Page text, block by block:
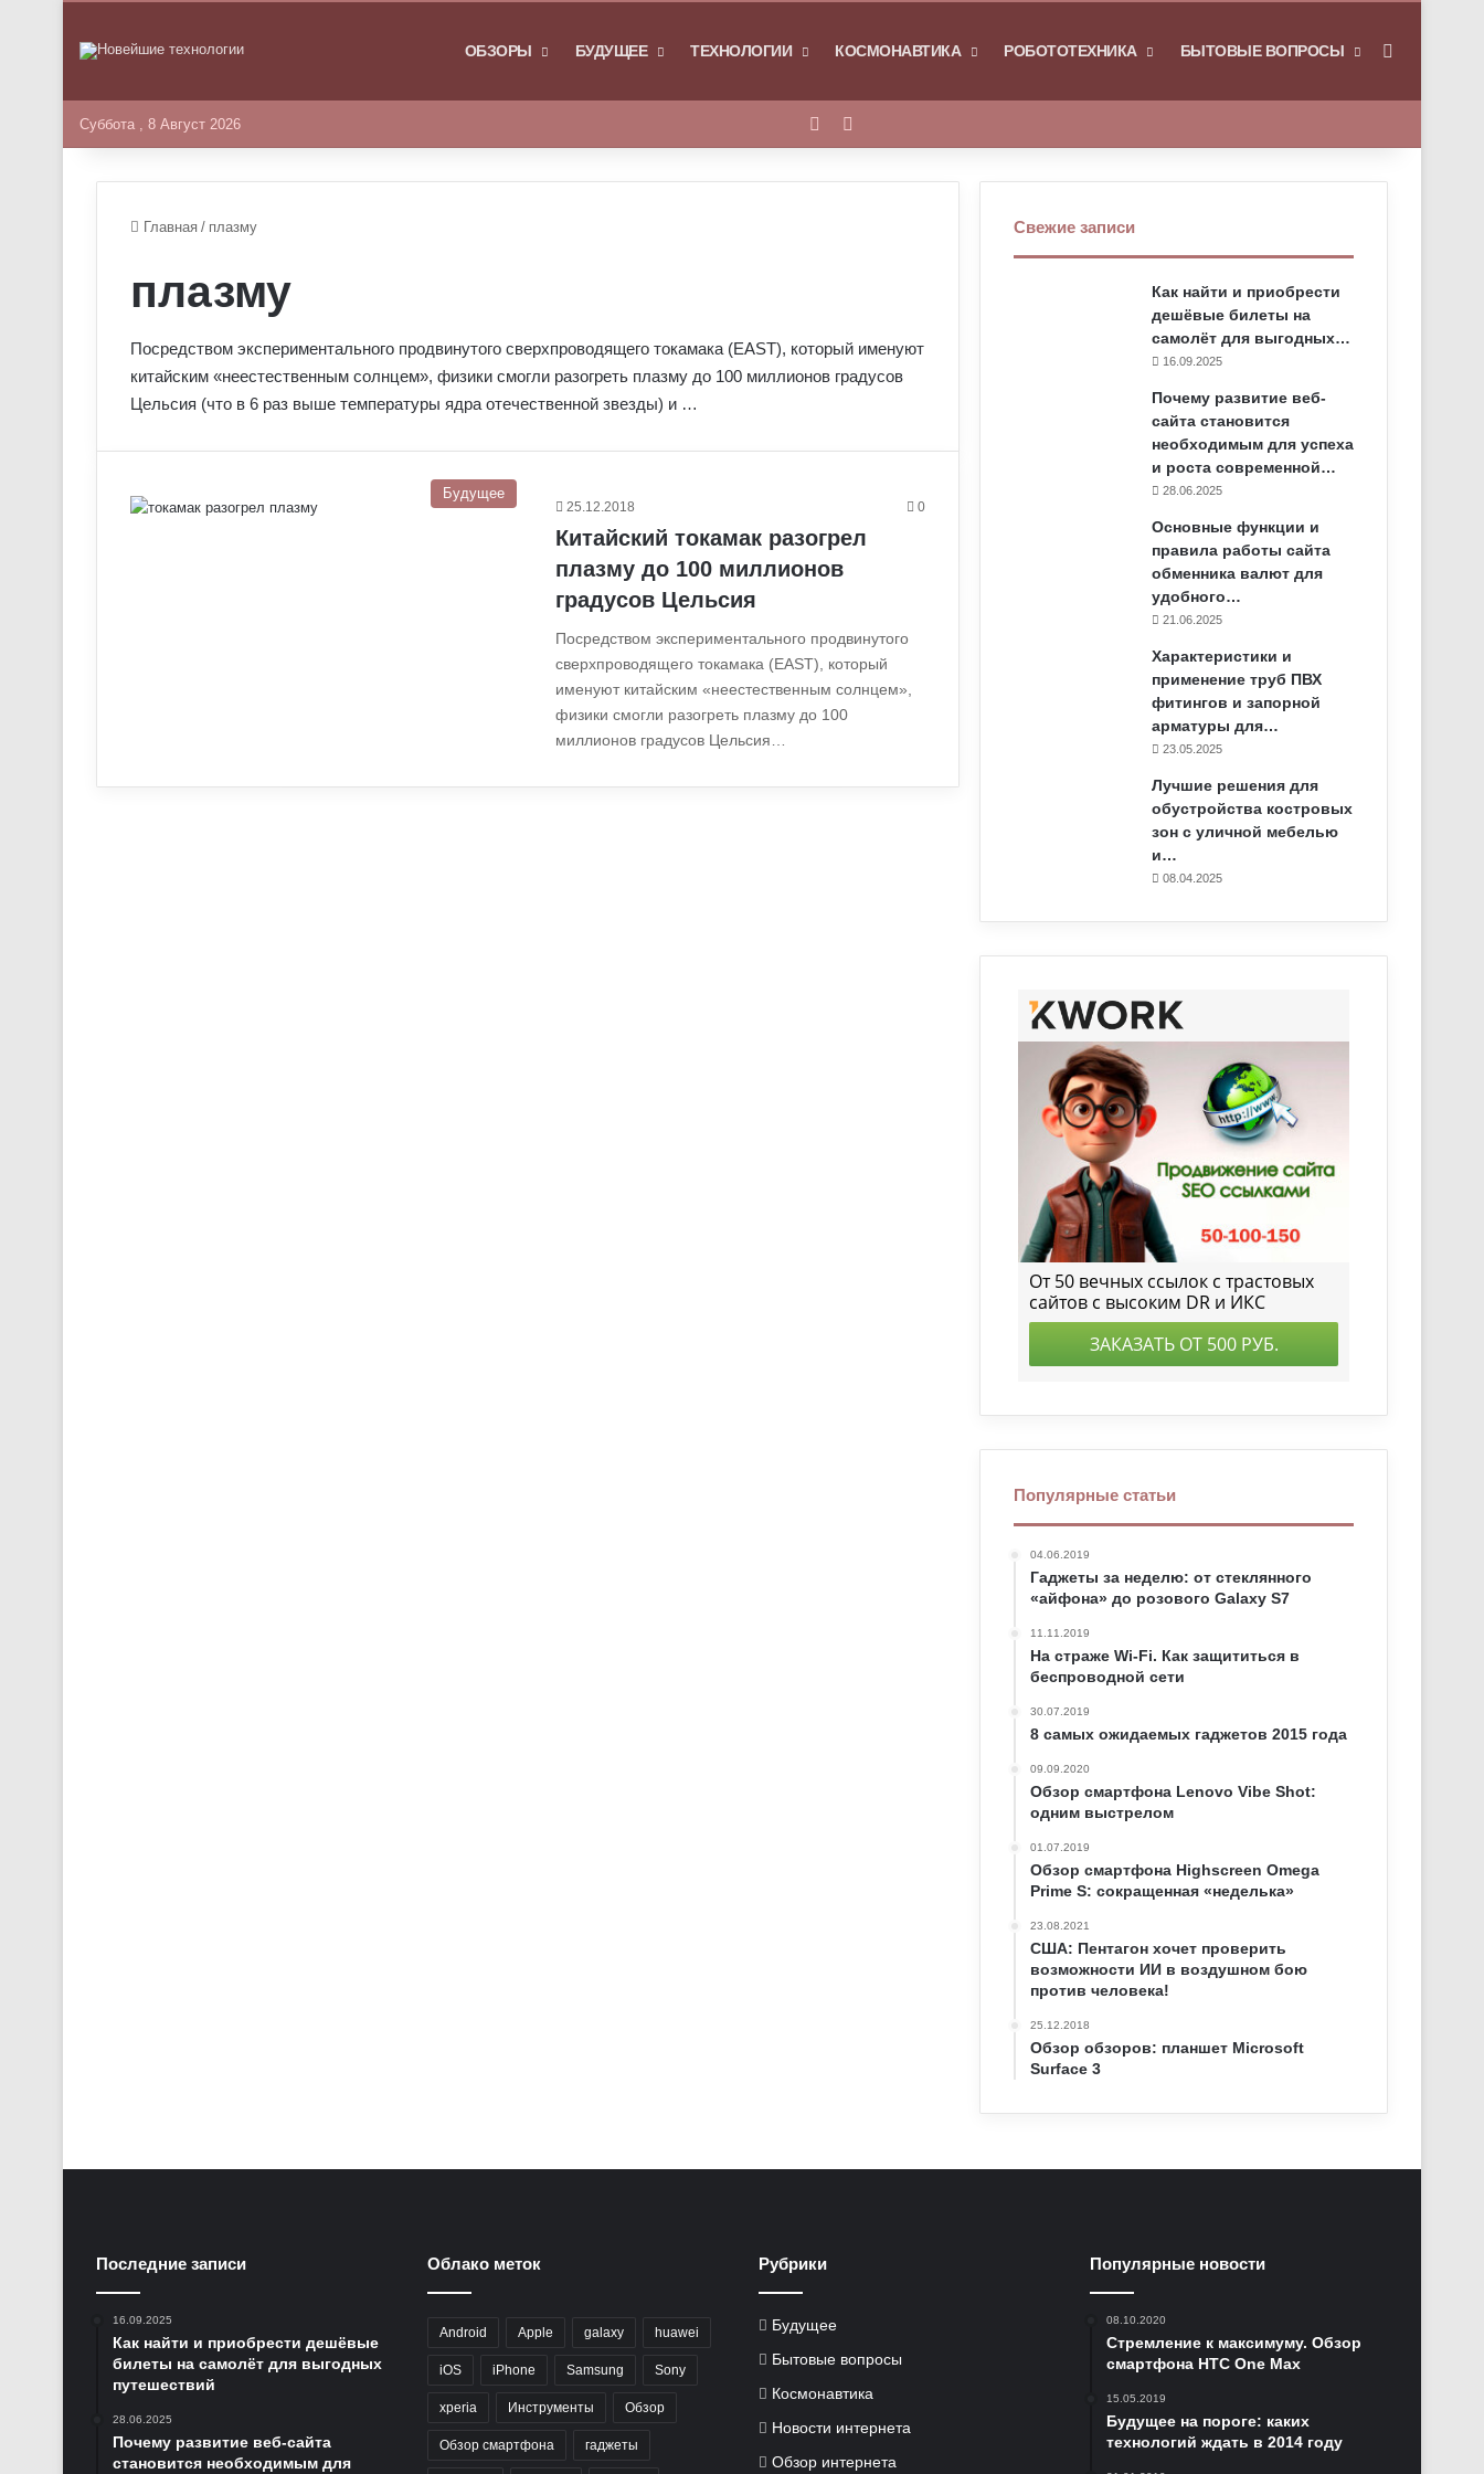
ГЛАВНАЯОБЗОРЫ БУДУЩЕЕ ТЕХНОЛОГИИ КОСМОНАВТИКА РОБОТОТЕХНИКА БЫТОВЫЕ ВОПРОСЫ
Суббота , 8 Август 2026 Войти
Главная / плазму
плазму
Посредством экспериментального продвинутого сверхпроводящего токамака (EAST), который именуют
китайским «неестественным солнцем», физики смогли разогреть плазму до 100 миллионов градусов
Цельсия (что в 6 раз выше температуры ядра отечественной звезды) и …
Будущее
25.12.2018 0
Китайский токамак разогрел
плазму до 100 миллионов
градусов Цельсия
Посредством экспериментального продвинутого
сверхпроводящего токамака (EAST), который
именуют китайским «неестественным солнцем»,
физики смогли разогреть плазму до 100
миллионов градусов Цельсия…
Свежие записи
Как найти и приобрести
дешёвые билеты на
самолёт для выгодных…
16.09.2025
Почему развитие веб-
сайта становится
необходимым для успеха
и роста современной…
28.06.2025
Основные функции и
правила работы сайта
обменника валют для
удобного…
21.06.2025
Характеристики и
применение труб ПВХ
фитингов и запорной
арматуры для…
23.05.2025
Лучшие решения для
обустройства костровых
зон с уличной мебелью
и…
08.04.2025
Популярные статьи
04.06.2019
Гаджеты за неделю: от стеклянного
«айфона» до розового Galaxy S7
11.11.2019
На страже Wi-Fi. Как защититься в
беспроводной сети
30.07.2019
8 самых ожидаемых гаджетов 2015 года
09.09.2020
Обзор смартфона Lenovo Vibe Shot:
одним выстрелом
01.07.2019
Обзор смартфона Highscreen Omega
Prime S: сокращенная «неделька»
23.08.2021
США: Пентагон хочет проверить
возможности ИИ в воздушном бою
против человека!
25.12.2018
Обзор обзоров: планшет Microsoft
Surface 3
Последние записи
16.09.2025
Как найти и приобрести дешёвые
билеты на самолёт для выгодных
путешествий
28.06.2025
Почему развитие веб-сайта
становится необходимым для
Облако меток
Android Apple galaxy huawei
iOS iPhone Samsung Sony
xperia Инструменты Обзор
Обзор смартфона гаджеты
Рубрики
Будущее
Бытовые вопросы
Космонавтика
Новости интернета
Обзор интернета
Популярные новости
08.10.2020
Стремление к максимуму. Обзор
смартфона HTC One Max
15.05.2019
Будущее на пороге: каких
технологий ждать в 2014 году